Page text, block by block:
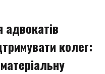
адвокатів
колег: